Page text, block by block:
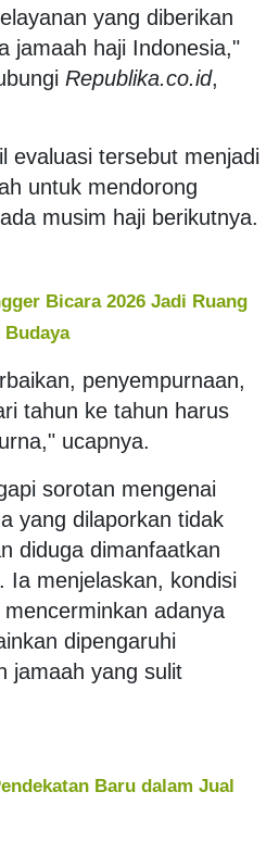
yang diberikan
jamaah haji Indonesia,"
Republika.co.id,
evaluasi tersebut menjadi
untuk mendorong
musim haji berikutnya.
Bicara 2026 Jadi Ruang
penyempurnaan,
tahun ke tahun harus
ucapnya.
sorotan mengenai
yang dilaporkan tidak
diduga dimanfaatkan
Ia menjelaskan, kondisi
adanya
dipengaruhi
jamaah yang sulit
Baru dalam Jual